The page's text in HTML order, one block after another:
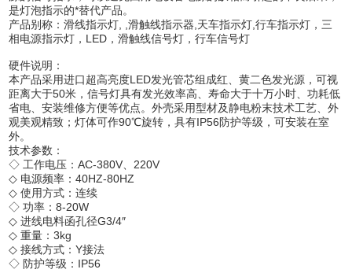
是灯泡指示的*替代产品。
产品别称：滑线指示灯, ,滑触线指示器,天车指示灯,行车指示灯，三
相电源指示灯，LED，滑触线信号灯，行车信号灯
硬件说明：
本产品采用进口超高亮度LED发光管芯组成红、黄二色发光源，可视
距离大于50米，信号灯具有发光效率高、寿命大于十万小时、功耗低
省电、安装维修方便等优点。外壳采用型材及静电粉末技术工艺、外
观美观精致；灯体可作90℃旋转，具有IP56防护等级，可安装在室
外。
技术参数：
◇ 工作电压：AC-380V、220V
◇ 电源频率：40HZ-80HZ
◇ 使用方式：连续
◇ 功率：8-20W
◇ 进线电料函孔径G3/4″
◇ 重量：3kg
◇ 接线方式：Y接法
◇ 防护等级：IP56